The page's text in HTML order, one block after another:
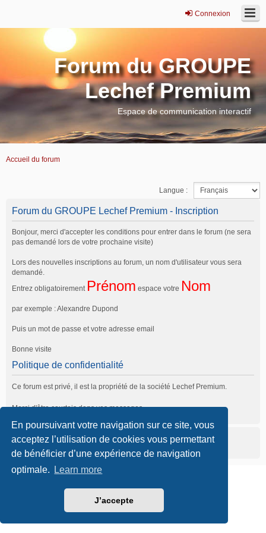
En poursuivant votre navigation sur ce site, vous
acceptez l’utilisation de cookies vous permettant
de bénéficier d’une expérience de navigation
optimale.
Learn more
J’accepte
Connexion
Forum du GROUPE
Lechef Premium
Espace de communication interactif
Accueil du forum
Langue :
Forum du GROUPE Lechef Premium - Inscription
Bonjour, merci d'accepter les conditions pour entrer dans le forum (ne sera
pas demandé lors de votre prochaine visite)
Lors des nouvelles inscriptions au forum, un nom d'utilisateur vous sera
demandé.
Entrez obligatoirement Prénom espace votre Nom
par exemple : Alexandre Dupond
Puis un mot de passe et votre adresse email
Bonne visite
Politique de confidentialité
Ce forum est privé, il est la propriété de la société Lechef Premium.
Merci d'être courtois dans vos messages.